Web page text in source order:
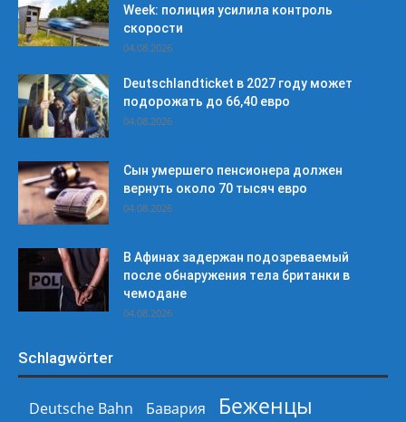
Week: полиция усилила контроль
скорости
04.08.2026
Deutschlandticket в 2027 году может
подорожать до 66,40 евро
04.08.2026
Сын умершего пенсионера должен
вернуть около 70 тысяч евро
04.08.2026
В Афинах задержан подозреваемый
после обнаружения тела британки в
чемодане
04.08.2026
Schlagwörter
Deutsche Bahn Бавария
Беженцы